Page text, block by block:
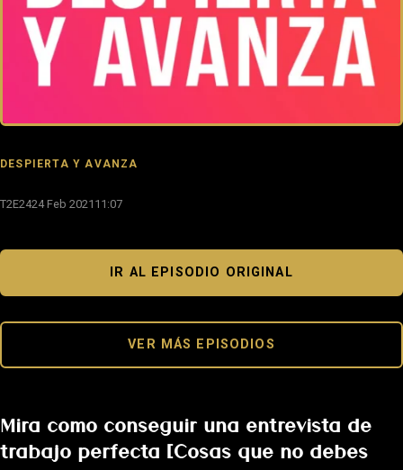
DESPIERTA Y AVANZA
T2E2424 Feb 2021 11:07
IR AL EPISODIO ORIGINAL
VER MÁS EPISODIOS
Mira como conseguir una entrevista de
trabajo perfecta [Cosas que no debes